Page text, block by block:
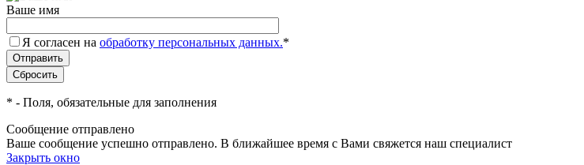
Ваше имя
Я согласен на обработку персональных данных.*
* - Поля, обязательные для заполнения
Сообщение отправлено
Ваше сообщение успешно отправлено. В ближайшее время с Вами свяжется наш специалист
Закрыть окно